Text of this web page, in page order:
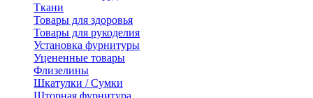
Ткани
Товары для здоровья
Товары для рукоделия
Установка фурнитуры
Уцененные товары
Флизелины
Шкатулки / Сумки
Шторная фурнитура